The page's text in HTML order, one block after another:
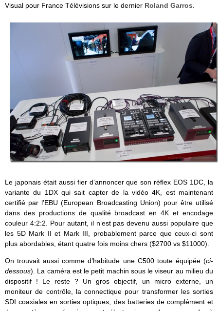
Visual pour France Télévisions sur le dernier Roland Garros
Le japonais était aussi fier d’annoncer que son réflex EOS 1DC, la
variante du 1DX qui sait capter de la vidéo 4K, est maintenant
certifié par l’EBU (European Broadcasting Union) pour être utilisé
dans des productions de qualité broadcast en 4K et encodage
couleur 4:2:2. Pour autant, il n’est pas devenu aussi populaire que
les 5D Mark II et Mark III, probablement parce que ceux-ci sont
plus abordables, étant quatre fois moins chers ($2700 vs $11000).
On trouvait aussi comme d’habitude une C500 toute équipée (ci-
dessous). La caméra est le petit machin sous le viseur au milieu du
dispositif ! Le reste ? Un gros objectif, un micro externe, un
moniteur de contrôle, la connectique pour transformer les sorties
SDI coaxiales en sorties optiques, des batteries de complément et